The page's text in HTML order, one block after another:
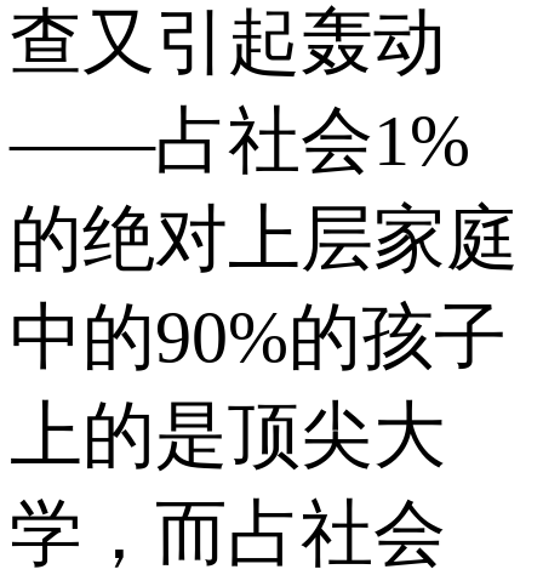
查又引起轰动
——占社会1%
的绝对上层家庭
中的90%的孩子
上的是顶尖大
学，而占社会